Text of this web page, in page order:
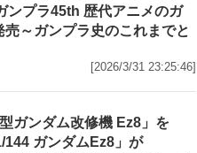
ンプラ45th 歴代アニメのガ
～ガンプラ史のこれまでと
[2026/3/31 23:25:46]
ガンダム改修機 Ez8」を
144 ガンダムEz8」が